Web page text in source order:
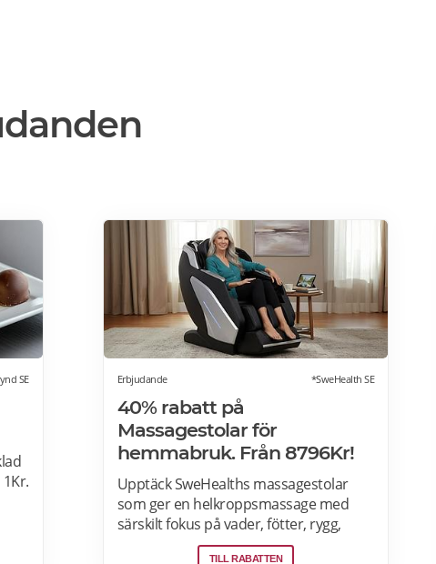
SE Erbjudande *SweHealth SE
40% rabatt på
Massagestolar för
hemmabruk. Från 8796Kr!
Upptäck SweHealths massagestolar
som ger en helkroppsmassage med
särskilt fokus på vader, fötter, rygg,
armar och axlar. Fördelarna med att
TILL RABATTEN